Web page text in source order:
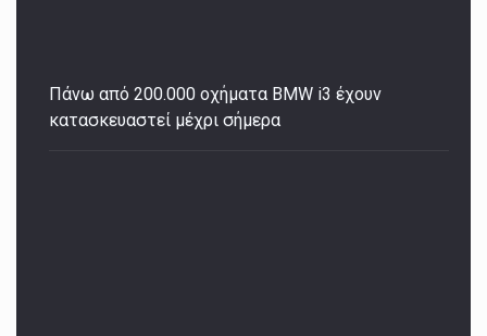
Πάνω από 200.000 οχήματα BMW i3 έχουν
κατασκευαστεί μέχρι σήμερα